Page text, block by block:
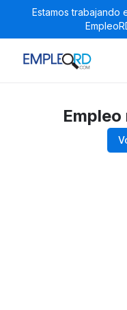
Estamos trabajando